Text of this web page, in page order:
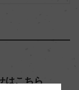
はこちら